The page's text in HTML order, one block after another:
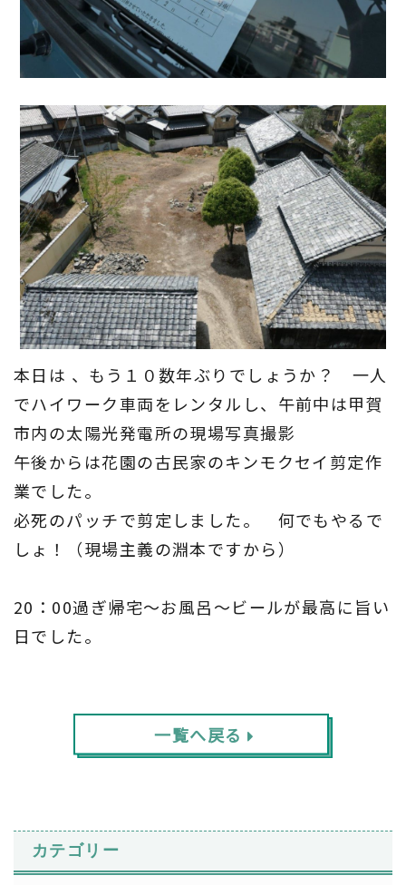
本日は 、もう１０数年ぶりでしょうか？ 一人
でハイワーク車両をレンタルし、午前中は甲賀
市内の太陽光発電所の現場写真撮影
午後からは花園の古民家のキンモクセイ剪定作
業でした。
必死のパッチで剪定しました。 何でもやるで
しょ！（現場主義の淵本ですから）
20：00過ぎ帰宅～お風呂～ビールが最高に旨い
日でした。
一覧へ戻る
カテゴリー